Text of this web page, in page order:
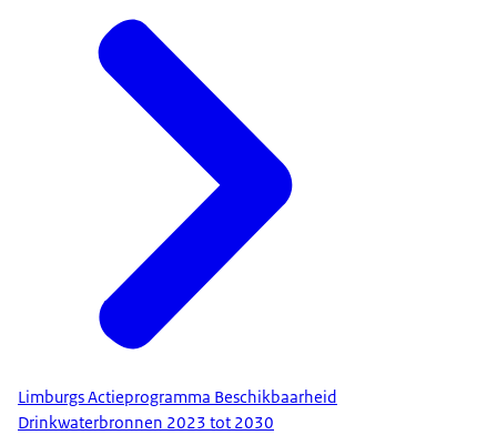
Limburgs Actieprogramma Beschikbaarheid
Drinkwaterbronnen 2023 tot 2030